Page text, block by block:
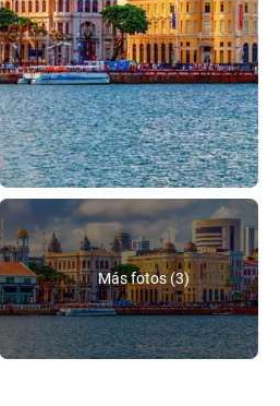
Más fotos (3)